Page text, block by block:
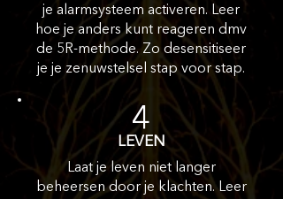
je alarmsysteem activeren. Leer
hoe je anders kunt reageren dmv
de 5R-methode. Zo desensitiseer
je je zenuwstelsel stap voor stap.
LEVEN
4
Laat je leven niet langer
beheersen door je klachten. Leer